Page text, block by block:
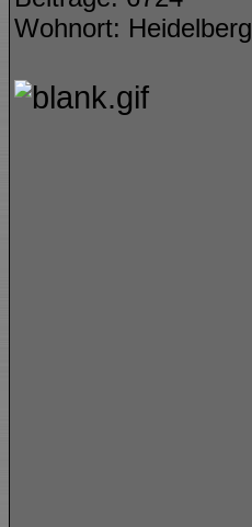
Wohnort: Heidelberg